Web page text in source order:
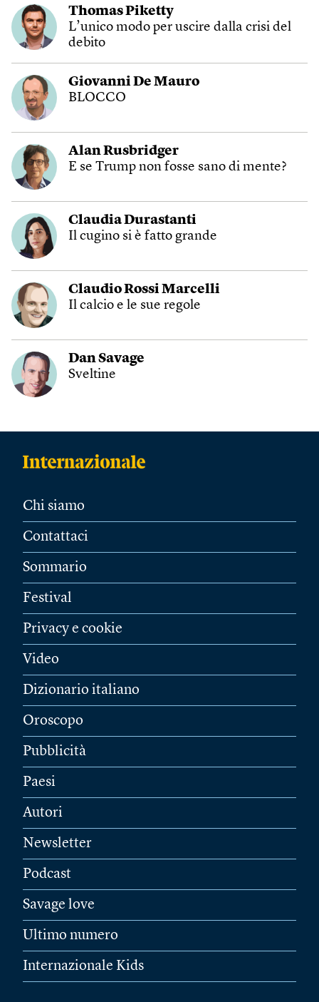
Thomas Piketty
L’unico modo per uscire dalla crisi del
debito
Giovanni De Mauro
BLOCCO
Alan Rusbridger
E se Trump non fosse sano di mente?
Claudia Durastanti
Il cugino si è fatto grande
Claudio Rossi Marcelli
Il calcio e le sue regole
Dan Savage
Sveltine
Chi siamo
Contattaci
Sommario
Festival
Privacy e cookie
Video
Dizionario italiano
Oroscopo
Pubblicità
Paesi
Autori
Newsletter
Podcast
Savage love
Ultimo numero
Internazionale Kids